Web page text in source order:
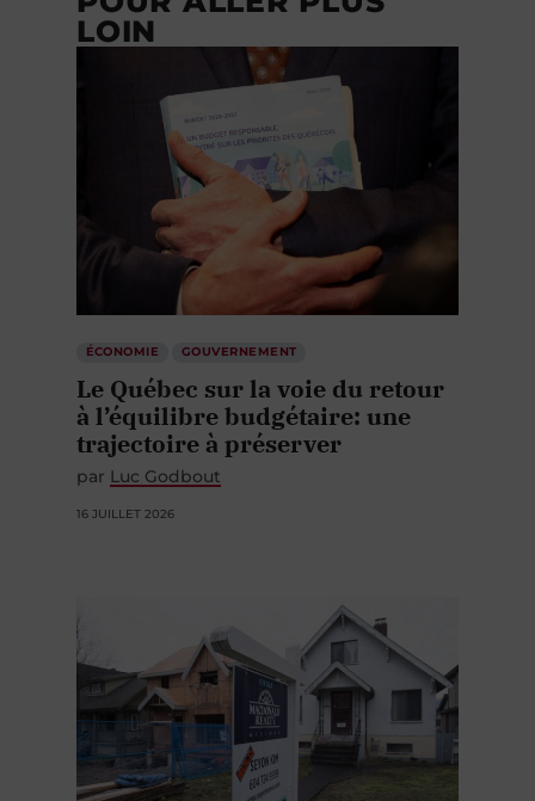
LOIN
ÉCONOMIE GOUVERNEMENT
Le Québec sur la voie du retour
à l’équilibre budgétaire: une
trajectoire à préserver
par Luc Godbout
16 JUILLET 2026